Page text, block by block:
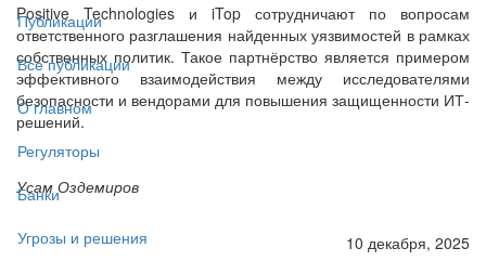
Публикации
Все публикации
О главном
Регуляторы
Банки
Угрозы и решения
Positive Technologies и iTop сотрудничают по вопросам
ответственного разглашения найденных уязвимостей в рамках
собственных политик. Такое партнёрство является примером
эффективного взаимодействия между исследователями
безопасности и вендорами для повышения защищенности ИТ-
решений.
Усам Оздемиров
10 декабря, 2025